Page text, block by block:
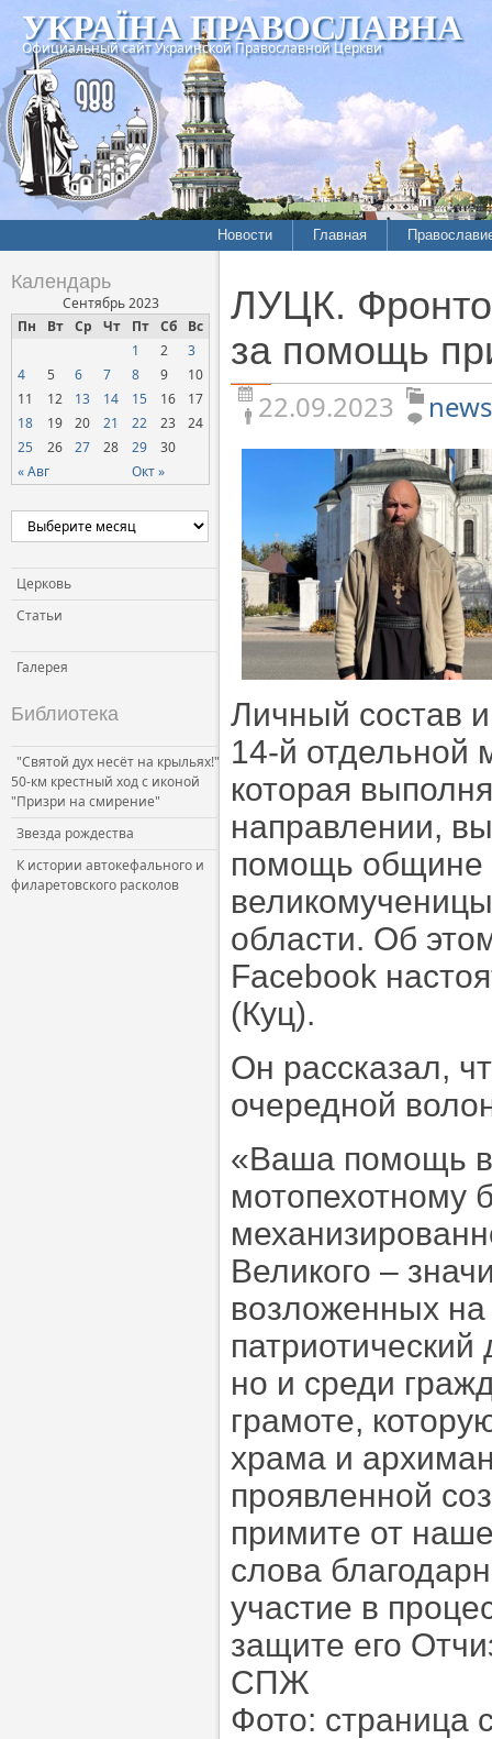
УКРАЇНА ПРАВОСЛАВНА
Официальный сайт Украинской Православной Церкви
Новости
Межконфессиональные
отношения
Нарушения прав
верующих
Официальная хроника
Церковь и власть
Церковь и общество
Церковь и СМИ
Главная
История
Хроники
Календарь
Сентябрь 2023
Пн
Вт Ср Чт Пт Сб Вс
« Авг Окт »
1 2
3
4
5 6 7 8 9
10
11
12 13 14 15 16
17
18
19 20 21 22 23
24
25
26 27 28 29 30
Церковь
Статьи
Галерея
Библиотека
"Святой дух несёт на крыльях!"
50-км крестный ход с иконой
"Призри на смирение"
Звезда рождества
К истории автокефального и
филаретовского расколов
ЛУЦК.
за помощь
22.09.2023 news
Личный состав
14-й отдельной
которая
направлении,
помощь общине
области. Об
Facebook
(Куц).
Он рассказал,
очередной
«Ваша помощь
мотопехотному
Великого –
возложенных
но и среди
грамоте,
храма и
проявленной
примите от
слова
участие в
защите его
СПЖ
Фото: страница